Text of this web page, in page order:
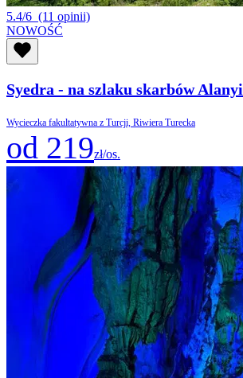
5.4/6 (11 opinii)
NOWOŚĆ
Syedra - na szlaku skarbów Alanyi
Wycieczka fakultatywna z Turcji, Riwiera Turecka
od 219zł/os.